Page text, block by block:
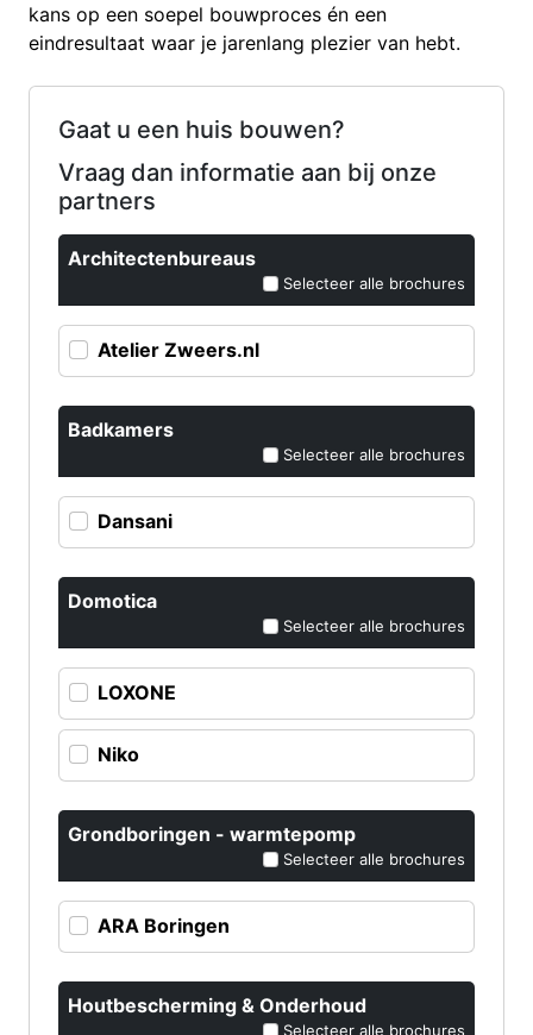
kans op een soepel bouwproces én een
eindresultaat waar je jarenlang plezier van hebt.
Gaat u een huis bouwen?
Vraag dan informatie aan bij onze
partners
Architectenbureaus
Selecteer alle brochures
Atelier Zweers.nl
Badkamers
Selecteer alle brochures
Dansani
Domotica
Selecteer alle brochures
LOXONE
Niko
Grondboringen - warmtepomp
Selecteer alle brochures
ARA Boringen
Houtbescherming & Onderhoud
Selecteer alle brochures